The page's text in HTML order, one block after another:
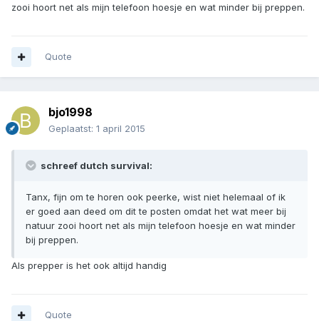
zooi hoort net als mijn telefoon hoesje en wat minder bij preppen.
Quote
bjo1998
Geplaatst: 1 april 2015
schreef dutch survival:
Tanx, fijn om te horen ook peerke, wist niet helemaal of ik
er goed aan deed om dit te posten omdat het wat meer bij
natuur zooi hoort net als mijn telefoon hoesje en wat minder
bij preppen.
Als prepper is het ook altijd handig
Quote